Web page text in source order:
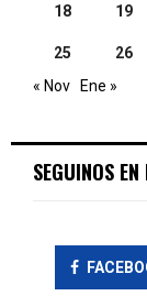
18 19
25 26
« Nov Ene »
SEGUINOS EN